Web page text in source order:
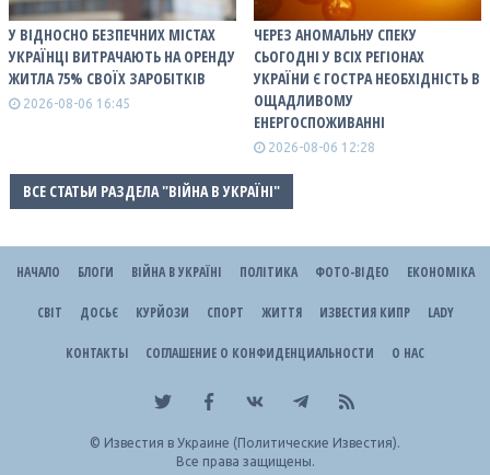
У ВІДНОСНО БЕЗПЕЧНИХ МІСТАХ
УКРАЇНЦІ ВИТРАЧАЮТЬ НА ОРЕНДУ
ЖИТЛА 75% СВОЇХ ЗАРОБІТКІВ
2026-08-06 16:45
ЧЕРЕЗ АНОМАЛЬНУ СПЕКУ
СЬОГОДНІ У ВСІХ РЕГІОНАХ
УКРАЇНИ Є ГОСТРА НЕОБХІДНІСТЬ В
ОЩАДЛИВОМУ
ЕНЕРГОСПОЖИВАННІ
2026-08-06 12:28
ВСЕ СТАТЬИ РАЗДЕЛА "ВІЙНА В УКРАЇНІ"
НАЧАЛО БЛОГИ ВІЙНА В УКРАЇНІ ПОЛІТИКА ФОТО-ВІДЕО ЕКОНОМІКА
СВІТ ДОСЬЄ КУРЙОЗИ СПОРТ ЖИТТЯ ИЗВЕСТИЯ КИПР LADY
КОНТАКТЫ СОГЛАШЕНИЕ О КОНФИДЕНЦИАЛЬНОСТИ О НАС
© Известия в Украине (Политические Известия).
Все права защищены.